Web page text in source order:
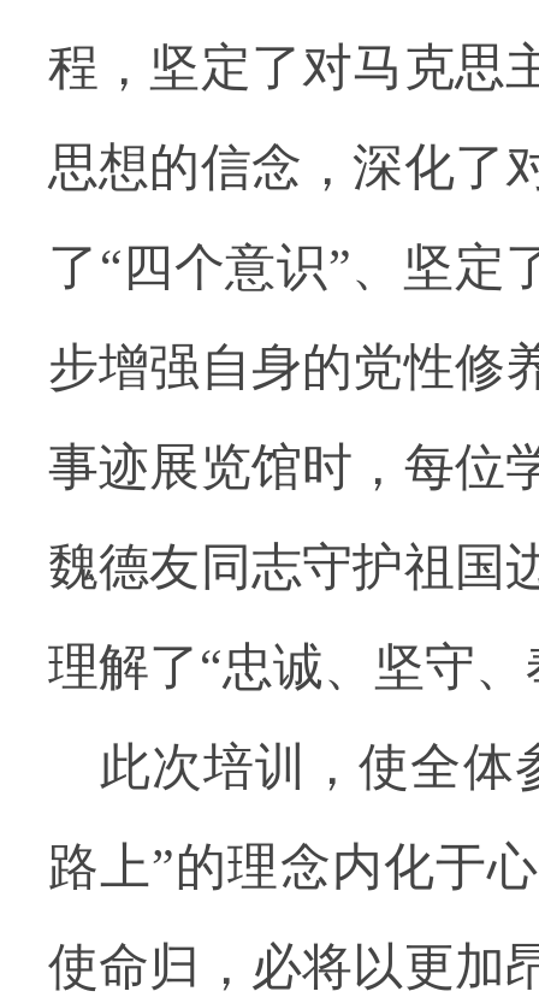
程，坚定了对马克思
思想的信念，深化了
了“四个意识”、坚定
步增强自身的党性修
事迹展览馆时，每位
魏德友同志守护祖国
理解了“忠诚、坚守
此次培训，使全体
路上”的理念内化于
使命归，必将以更加